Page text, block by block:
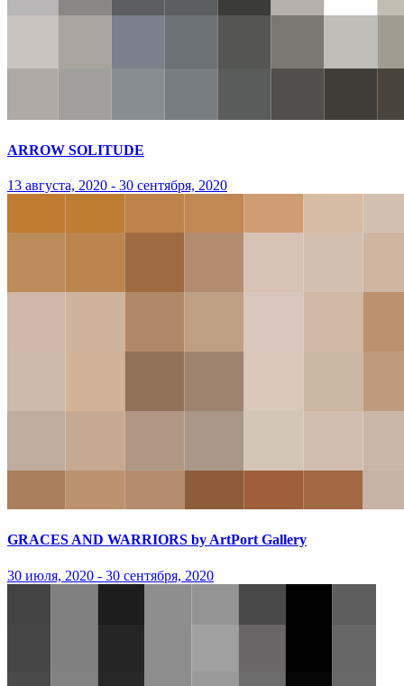
ARROW SOLITUDE
13 августа, 2020 - 30 сентября, 2020
GRACES AND WARRIORS by ArtPort Gallery
30 июля, 2020 - 30 сентября, 2020